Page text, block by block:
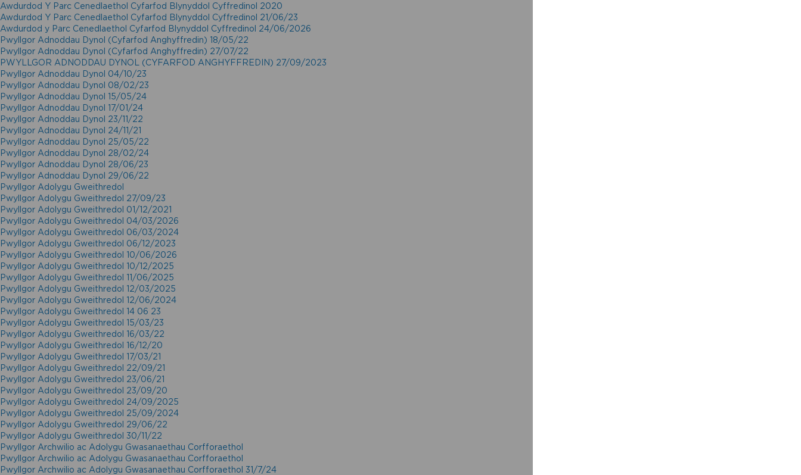
Awdurdod Y Parc Cenedlaethol Cyfarfod Blynyddol Cyffredinol 2020
Awdurdod Y Parc Cenedlaethol Cyfarfod Blynyddol Cyffredinol 21/06/23
Awdurdod y Parc Cenedlaethol Cyfarfod Blynyddol Cyffredinol 24/06/2026
Pwyllgor Adnoddau Dynol (Cyfarfod Anghyffredin) 18/05/22
Pwyllgor Adnoddau Dynol (Cyfarfod Anghyffredin) 27/07/22
PWYLLGOR ADNODDAU DYNOL (CYFARFOD ANGHYFFREDIN) 27/09/2023
Pwyllgor Adnoddau Dynol 04/10/23
Pwyllgor Adnoddau Dynol 08/02/23
Pwyllgor Adnoddau Dynol 15/05/24
Pwyllgor Adnoddau Dynol 17/01/24
Pwyllgor Adnoddau Dynol 23/11/22
Pwyllgor Adnoddau Dynol 24/11/21
Pwyllgor Adnoddau Dynol 25/05/22
Pwyllgor Adnoddau Dynol 28/02/24
Pwyllgor Adnoddau Dynol 28/06/23
Pwyllgor Adnoddau Dynol 29/06/22
Pwyllgor Adolygu Gweithredol
Pwyllgor Adolygu Gweithredol 27/09/23
Pwyllgor Adolygu Gweithredol 01/12/2021
Pwyllgor Adolygu Gweithredol 04/03/2026
Pwyllgor Adolygu Gweithredol 06/03/2024
Pwyllgor Adolygu Gweithredol 06/12/2023
Pwyllgor Adolygu Gweithredol 10/06/2026
Pwyllgor Adolygu Gweithredol 10/12/2025
Pwyllgor Adolygu Gweithredol 11/06/2025
Pwyllgor Adolygu Gweithredol 12/03/2025
Pwyllgor Adolygu Gweithredol 12/06/2024
Pwyllgor Adolygu Gweithredol 14 06 23
Pwyllgor Adolygu Gweithredol 15/03/23
Pwyllgor Adolygu Gweithredol 16/03/22
Pwyllgor Adolygu Gweithredol 16/12/20
Pwyllgor Adolygu Gweithredol 17/03/21
Pwyllgor Adolygu Gweithredol 22/09/21
Pwyllgor Adolygu Gweithredol 23/06/21
Pwyllgor Adolygu Gweithredol 23/09/20
Pwyllgor Adolygu Gweithredol 24/09/2025
Pwyllgor Adolygu Gweithredol 25/09/2024
Pwyllgor Adolygu Gweithredol 29/06/22
Pwyllgor Adolygu Gweithredol 30/11/22
Pwyllgor Archwilio ac Adolygu Gwasanaethau Corfforaethol
Pwyllgor Archwilio ac Adolygu Gwasanaethau Corfforaethol
Pwyllgor Archwilio ac Adolygu Gwasanaethau Corfforaethol 31/7/24